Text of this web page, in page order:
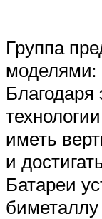
Группа
моделями:
Благодаря
иметь
и
Батареи